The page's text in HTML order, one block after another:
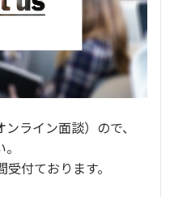
ライン面談）ので、
付ております。